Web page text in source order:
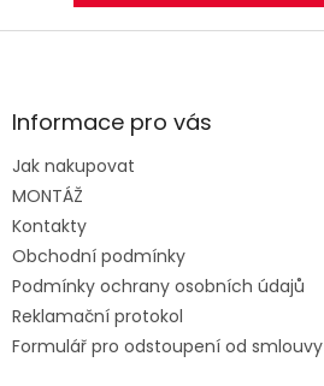
Z
aInformace pro vás
Jak nakupovat
MONTÁŽ
Kontakty
Obchodní podmínky
Podmínky ochrany osobních údajů
Reklamační protokol
Formulář pro odstoupení od smlouvy